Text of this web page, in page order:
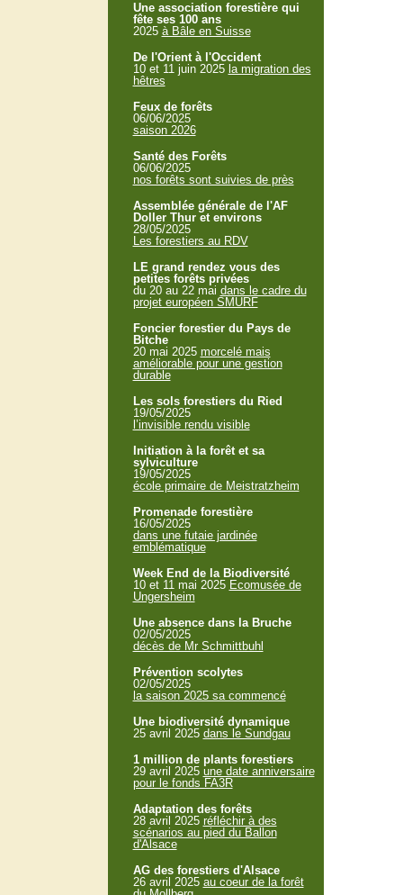
Une association forestière qui
fête ses 100 ans
2025 à Bâle en Suisse
De l'Orient à l'Occident
10 et 11 juin 2025 la migration des
hêtres
Feux de forêts
06/06/2025
saison 2026
Santé des Forêts
06/06/2025
nos forêts sont suivies de près
Assemblée générale de l'AF
Doller Thur et environs
28/05/2025
Les forestiers au RDV
LE grand rendez vous des
petites forêts privées
du 20 au 22 mai dans le cadre du
projet européen SMURF
Foncier forestier du Pays de
Bitche
20 mai 2025 morcelé mais
améliorable pour une gestion
durable
Les sols forestiers du Ried
19/05/2025
l’invisible rendu visible
Initiation à la forêt et sa
sylviculture
19/05/2025
école primaire de Meistratzheim
Promenade forestière
16/05/2025
dans une futaie jardinée
emblématique
Week End de la Biodiversité
10 et 11 mai 2025 Ecomusée de
Ungersheim
Une absence dans la Bruche
02/05/2025
décès de Mr Schmittbuhl
Prévention scolytes
02/05/2025
la saison 2025 sa commencé
Une biodiversité dynamique
25 avril 2025 dans le Sundgau
1 million de plants forestiers
29 avril 2025 une date anniversaire
pour le fonds FA3R
Adaptation des forêts
28 avril 2025 réfléchir à des
scénarios au pied du Ballon
d'Alsace
AG des forestiers d'Alsace
26 avril 2025 au coeur de la forêt